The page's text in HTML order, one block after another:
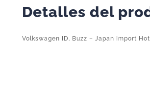
Detalles del
Volkswagen ID. Buzz – Japan Import